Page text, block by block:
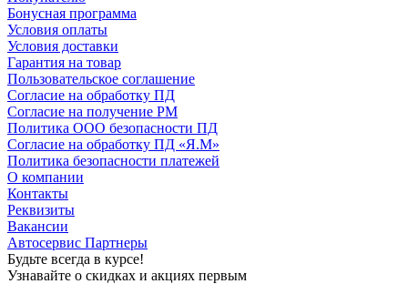
Бонусная программа
Условия оплаты
Условия доставки
Гарантия на товар
Пользовательское соглашение
Согласие на обработку ПД
Согласие на получение РМ
Политика ООО безопасности ПД
Согласие на обработку ПД «Я.М»
Политика безопасности платежей
О компании
Контакты
Реквизиты
Вакансии
Автосервис Партнеры
Будьте всегда в курсе!
Узнавайте о скидках и акциях первым